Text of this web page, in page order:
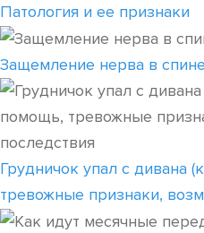
Патология и ее признаки
Защемление нерва в
Грудничок упал с дивана
тревожные признаки,